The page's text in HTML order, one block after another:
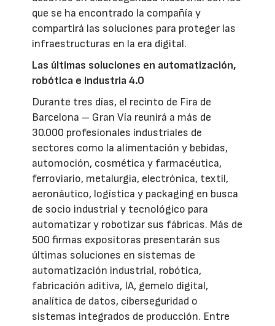
que se ha encontrado la compañía y
compartirá las soluciones para proteger las
infraestructuras en la era digital.
Las últimas soluciones en automatización,
robótica e industria 4.0
Durante tres días, el recinto de Fira de
Barcelona – Gran Vía reunirá a más de
30.000 profesionales industriales de
sectores como la alimentación y bebidas,
automoción, cosmética y farmacéutica,
ferroviario, metalurgia, electrónica, textil,
aeronáutico, logística y packaging en busca
de socio industrial y tecnológico para
automatizar y robotizar sus fábricas. Más de
500 firmas expositoras presentarán sus
últimas soluciones en sistemas de
automatización industrial, robótica,
fabricación aditiva, IA, gemelo digital,
analítica de datos, ciberseguridad o
sistemas integrados de producción. Entre